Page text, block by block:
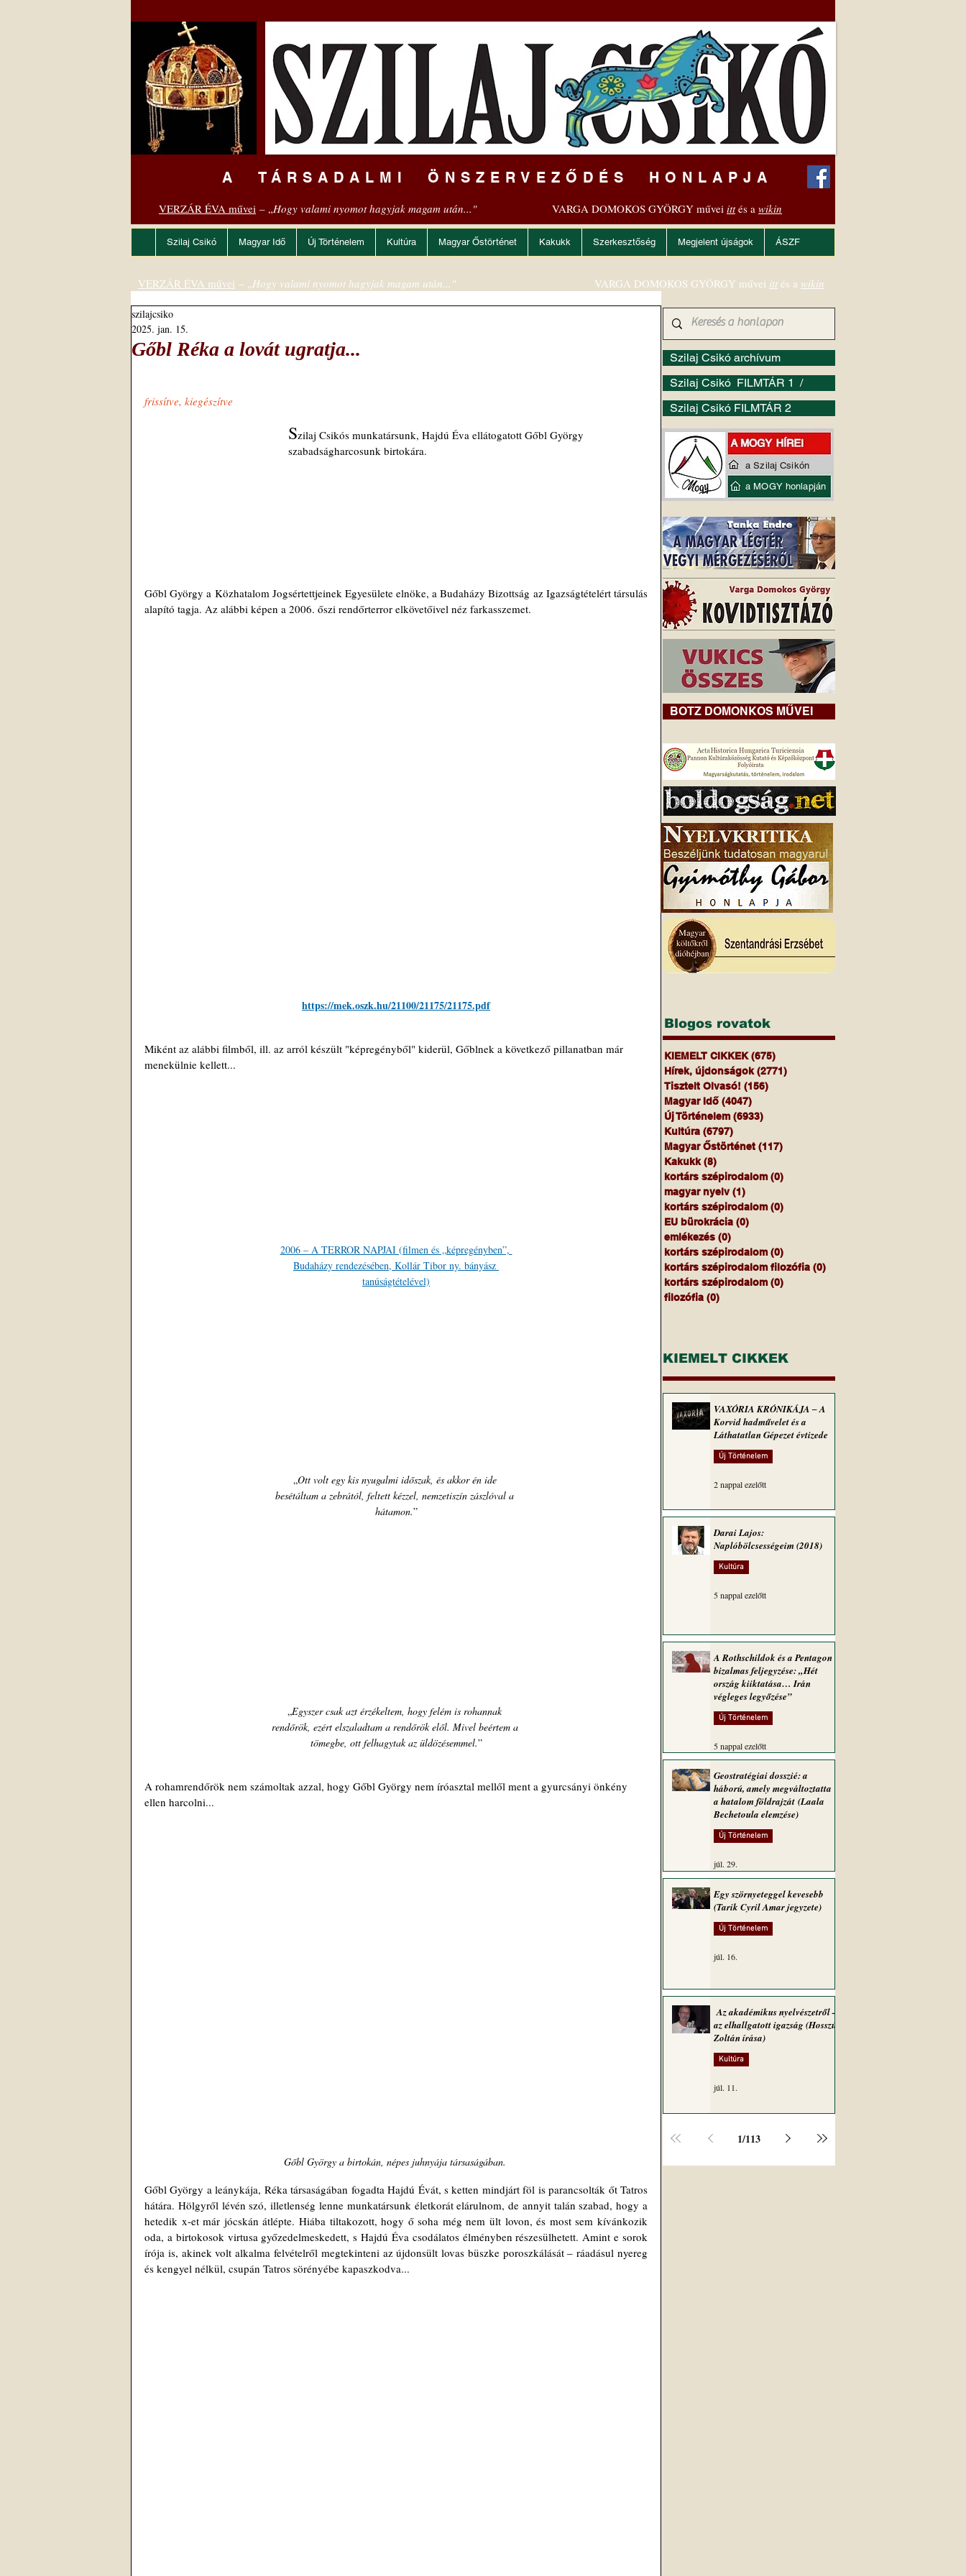
A TÁRSADALMI ÖNSZERVEZŐDÉS HONLAPJA
VERZÁR ÉVA művei – „Hogy valami nyomot hagyjak magam után..." VARGA DOMOKOS GYÖRGY művei ittés a wikin
Szilaj Csikó Magyar Idő Új Történelem Kultúra Magyar Őstörténet Kakukk Szerkesztőség Megjelent újságok ÁSZF
Gőbl Réka a lovát ugratja...
szilajcsiko
2025. jan. 15.
frissítve, kiegészítve
Szilaj Csikós munkatársunk, Hajdú Éva ellátogatott Gőbl György
szabadságharcosunk birtokára.
Gőbl György a Közhatalom Jogsértettjeinek Egyesülete elnöke, a Budaházy Bizottság az Igazságtételért társulás
alapító tagja. Az alábbi képen a 2006. őszi rendőrterror elkövetőivel néz farkasszemet.
https://mek.oszk.hu/21100/21175/21175.pdf
Miként az alábbi filmből, ill. az arról készült "képregényből" kiderül, Gőblnek a következő pillanatban már
menekülnie kellett...
2006 – A TERROR NAPJAI (filmen és „képregényben”,
Budaházy rendezésében, Kollár Tibor ny. bányász
tanúságtételével)
„Ott volt egy kis nyugalmi időszak, és akkor én ide
besétáltam a zebrától, feltett kézzel, nemzetiszín zászlóval a
hátamon.”
„Egyszer csak azt érzékeltem, hogy felém is rohannak
rendőrök, ezért elszaladtam a rendőrök elől. Mivel beértem a
tömegbe, ott felhagytak az üldözésemmel.”
A rohamrendőrök nem számoltak azzal, hogy Gőbl György nem íróasztal mellől ment a gyurcsányi önkény
ellen harcolni...
Gőbl György a birtokán, népes juhnyája társaságában.
Gőbl György a leánykája, Réka társaságában fogadta Hajdú Évát, s ketten mindjárt föl is parancsolták őt Tatros
hátára. Hölgyről lévén szó, illetlenség lenne munkatársunk életkorát elárulnom, de annyit talán szabad, hogy a
hetedik x-et már jócskán átlépte. Hiába tiltakozott, hogy ő soha még nem ült lovon, és most sem kívánkozik
oda, a birtokosok virtusa győzedelmeskedett, s Hajdú Éva csodálatos élményben részesülhetett. Amint e sorok
írója is, akinek volt alkalma felvételről megtekinteni az újdonsült lovas büszke poroszkálását ‒ ráadásul nyereg
és kengyel nélkül, csupán Tatros sörényébe kapaszkodva...
Szilaj Csikó archívum
Szilaj Csikó FILMTÁR 1 /
Szilaj Csikó FILMTÁR 2
VERZÁR ÉVA művei – „Hogy valami nyomot hagyjak magam után..." VARGA DOMOKOS GYÖRGY művei itt és a wikin
BOTZ DOMONKOS MŰVEI
Blogos rovatok
KIEMELT CIKKEK (675)
Hírek, újdonságok (2771)
Tisztelt Olvasó! (156)
Magyar Idő (4047)
Új Történelem (6933)
Kultúra (6797)
Magyar Őstörténet (117)
Kakukk (8)
kortárs szépirodalom (0)
magyar nyelv (1)
kortárs szépirodalom (0)
EU bürokrácia (0)
emlékezés (0)
kortárs szépirodalom (0)
kortárs szépirodalom filozófia (0)
kortárs szépirodalom (0)
filozófia (0)
KIEMELT CIKKEK
VAXÓRIA KRÓNIKÁJA ‒ A
Korvid hadművelet és a
Láthatatlan Gépezet évtizede
Új Történelem
2 nappal ezelőtt
Darai Lajos:
Naplóbölcsességeim (2018)
Kultúra
5 nappal ezelőtt
A Rothschildok és a Pentagon
bizalmas feljegyzése: „Hét
ország kiiktatása… Irán
végleges legyőzése”
Új Történelem
5 nappal ezelőtt
Geostratégiai dosszié: a
háború, amely megváltoztatta
a hatalom földrajzát (Laala
Bechetoula elemzése)
Új Történelem
júl. 29.
Egy szörnyeteggel kevesebb
(Tarik Cyril Amar jegyzete)
Új Történelem
júl. 16.
Az akadémikus nyelvészetről –
az elhallgatott igazság (Hosszú
Zoltán írása)
Kultúra
júl. 11.
1/113
a Szilaj Csikón
a MOGY honlapján